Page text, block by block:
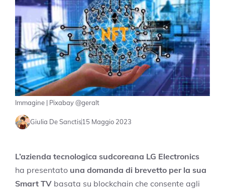
Immagine | Pixabay @geralt
Giulia De Sanctis15 Maggio 2023
L’azienda tecnologica sudcoreana LG Electronics
ha presentato una domanda di brevetto per la sua
Smart TV basata su blockchain che consente agli